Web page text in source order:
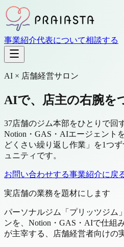
事業紹介代表について相談する
AI × 店舗経営サロン
AIで、店主の右腕を
37店舗のジム本部をひとりで回
Notion・GAS・AIエージェント
どくさい繰り返し作業」を1つ
ュニティです。
お問い合わせする事業紹介に戻
実店舗の業務を題材にします
パーソナルジム「プリッツジム
ンを、Notion・GAS・AIで仕組
が主宰する、店舗経営者向けの